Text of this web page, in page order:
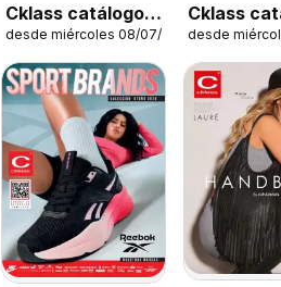
Cklass catálogo
Urban
desde miércoles 08/07/2026
Cklass
Confort
desde